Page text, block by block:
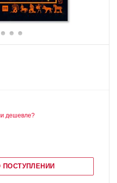
дешевле?